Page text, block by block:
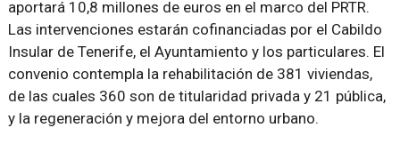
aportará 10,8 millones de euros en el marco del PRTR.
Las intervenciones estarán cofinanciadas por el Cabildo
Insular de Tenerife, el Ayuntamiento y los particulares. El
convenio contempla la rehabilitación de 381 viviendas,
de las cuales 360 son de titularidad privada y 21 pública,
y la regeneración y mejora del entorno urbano.